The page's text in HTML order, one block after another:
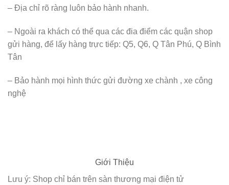
– Địa chỉ rõ ràng luôn bảo hành nhanh.
– Ngoài ra khách có thể qua các đia điểm các quận shop
gửi hàng, để lấy hàng trực tiếp: Q5, Q6, Q Tân Phú, Q Bình
Tân
– Bảo hành mọi hình thức gửi đường xe chành , xe công
nghệ
Giới Thiệu
Lưu ý: Shop chỉ bán trên sàn thương mại điện tử